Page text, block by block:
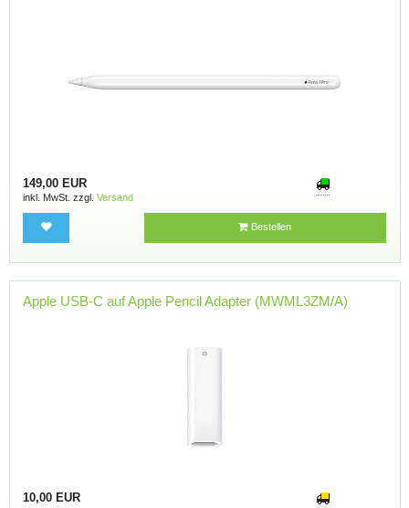
149,00 EUR
inkl. MwSt. zzgl. Versand
Bestellen
Apple USB-C auf Apple Pencil Adapter (MWML3ZM/A)
10,00 EUR